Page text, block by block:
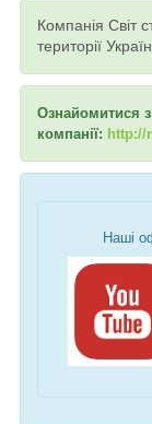
Компанія Світ
території
Ознайомитися
компанії: http://
Наші